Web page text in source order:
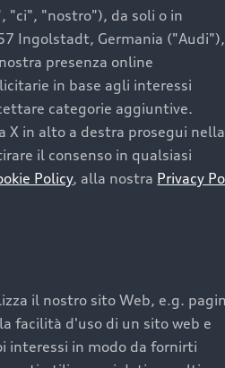
sicuro, è essenziale
Prima Scelta :plus
nel tempo;
"ci", "nostro"), da soli o in
Ingolstadt, Germania
presenza online
in base agli interessi
categorie aggiuntive.
in alto a destra prosegui nella
il consenso in qualsiasi
Policy, alla nostra Privacy
il nostro sito Web, e.g.
facilità d'uso di un sito web e
interessi in modo da fornirti